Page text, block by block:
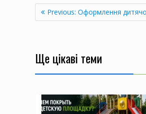
Навігація
записів
Previous: Previous
post:
Оформлення
Ще цікаві теми